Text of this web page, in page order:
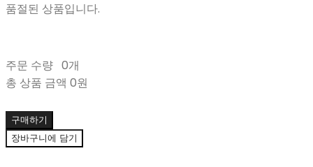
품절된 상품입니다.
주문 수량 0개
총 상품 금액 0원
구매하기
장바구니에 담기